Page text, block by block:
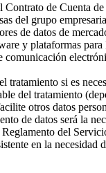
de Cuenta
del grupo
de datos de
y plataformas
si es
del tratamiento
otros datos
de datos será la
del
en la necesidad